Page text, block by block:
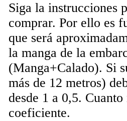
Siga la instrucciones
comprar. Por ello es
que será
la manga de la
(Manga+Calado). Si
más de 12 metros)
desde 1 a 0,5.
coeficiente.